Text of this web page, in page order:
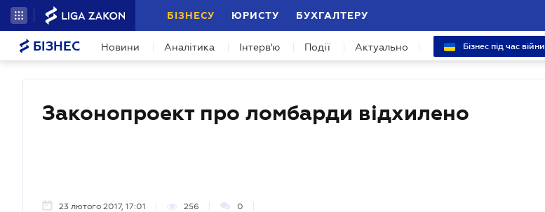
БІЗНЕСУ ЮРИСТУ БУХГАЛТЕРУ
БІЗНЕС Новини Аналітика Інтерв'ю Події Актуально Бізнес під час війни
Законопроект про ломбарди відхилено
23 лютого 2017, 17:01 256 0